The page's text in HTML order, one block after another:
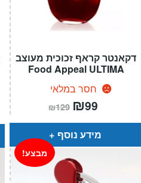
דקאנטר קראף זכוכית מעוצב
Food Appeal ULTIMA
חסר במלאי
₪129 המחיר
המקורי
היה:
₪129.
₪99
הוא:
מידע נוסף
מבצע!